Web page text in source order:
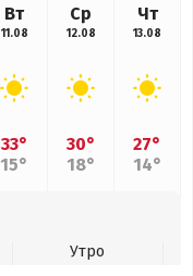
Вт
11.08
33°
15°
Ср
12.08
30°
18°
Чт
13.08
27°
14°
Утро